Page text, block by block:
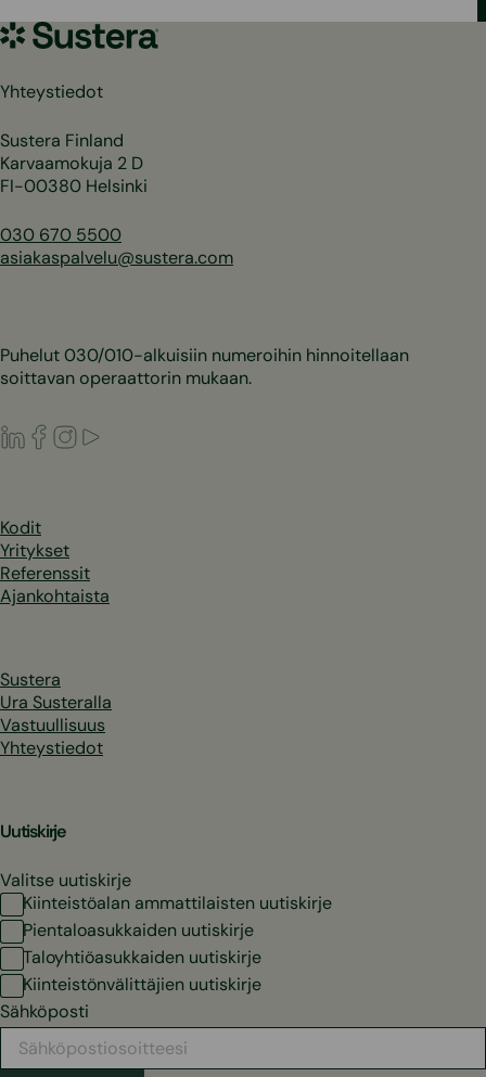
Sustera
Yhteystiedot
Sustera Finland
Karvaamokuja 2 D
FI-00380 Helsinki
030 670 5500
asiakaspalvelu@sustera.com
Puhelut 030/010-alkuisiin numeroihin hinnoitellaan
soittavan operaattorin mukaan.
LinkedIn
Facebook
Instagram
Kodit
Yritykset
Referenssit
Ajankohtaista
Sustera
Ura Susteralla
Vastuullisuus
Yhteystiedot
Uutiskirje
Valitse uutiskirje
Kiinteistöalan ammattilaisten uutiskirje
Pientaloasukkaiden uutiskirje
Taloyhtiöasukkaiden uutiskirje
Kiinteistönvälittäjien uutiskirje
Sähköposti